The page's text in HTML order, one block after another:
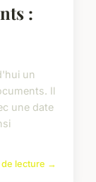
:
un
Il
une date
de lecture →